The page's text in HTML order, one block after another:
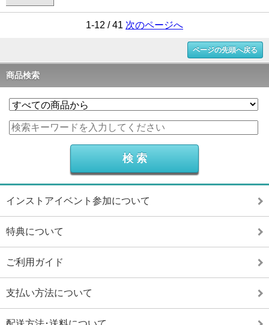
1-12 / 41 次のページへ
ページの先頭へ戻る
商品検索
インストアイベント参加について
特典について
ご利用ガイド
支払い方法について